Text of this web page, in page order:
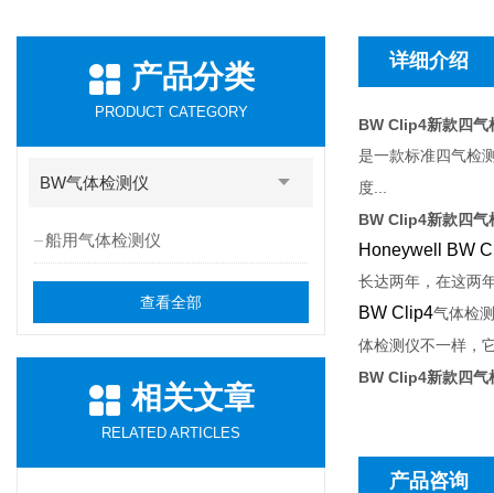
产品分类
PRODUCT CATEGORY
BW气体检测仪
船用气体检测仪
查看全部
相关文章
RELATED ARTICLES
详细介绍
BW Clip4新款四气
是一款标准四气检
度
BW Clip4新款四气
Honeywell BW
长达两年，在这两
BW Clip4气体检
体检测仪不一样，
BW Clip4新款四气
产品咨询